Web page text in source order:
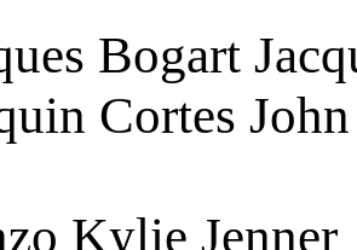
Bogart
Cortes
Kylie Jenner